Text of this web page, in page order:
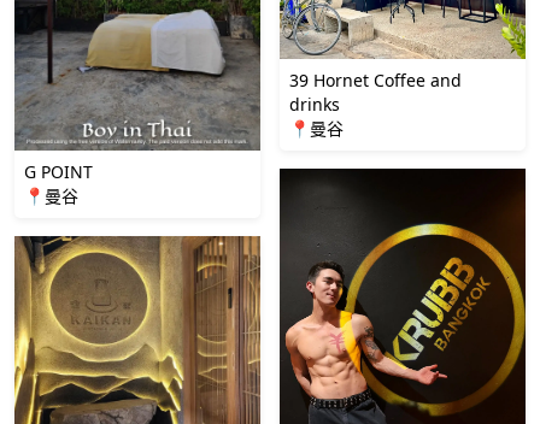
G POINT
📍曼谷
39 Hornet Coffee and
drinks
📍曼谷